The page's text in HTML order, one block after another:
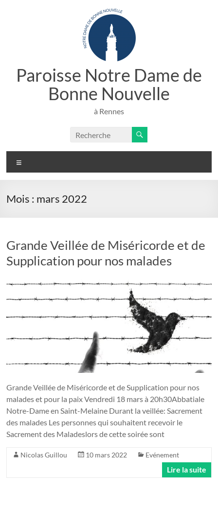
Paroisse Notre Dame de
Bonne Nouvelle
à Rennes
Mois : mars 2022
Grande Veillée de Miséricorde et de
Supplication pour nos malades
Grande Veillée de Miséricorde et de Supplication pour nos
malades et pour la paix Vendredi 18 mars à 20h30Abbatiale
Notre-Dame en Saint-Melaine Durant la veillée: Sacrement
des malades Les personnes qui souhaitent recevoir le
Sacrement des Maladeslors de cette soirée sont
Nicolas Guillou 10 mars 2022 Evénement
Lire la suite